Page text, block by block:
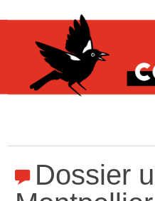
Dossier